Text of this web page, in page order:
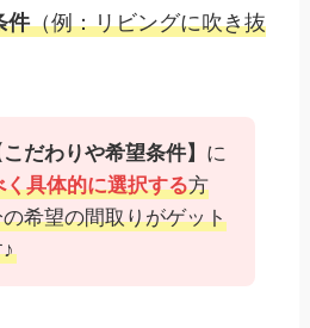
件（例：リビングに吹き抜
こだわりや希望条件】 に
く具体的に選択する方
希望の間取りがゲット